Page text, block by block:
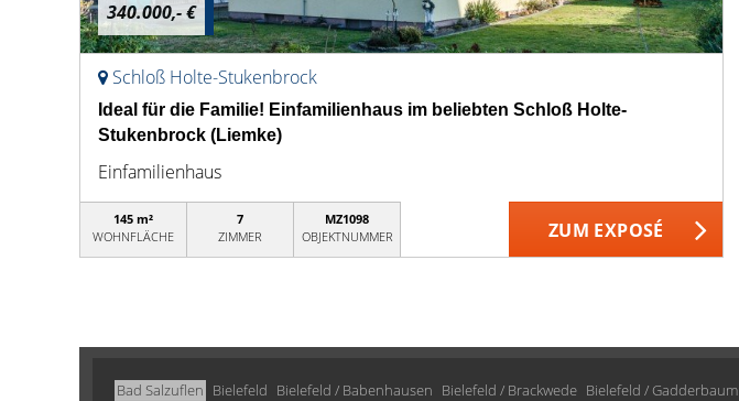
340.000,- €
Schloß Holte-Stukenbrock
Ideal für die Familie! Einfamilienhaus im beliebten Schloß Holte-
Stukenbrock (Liemke)
Einfamilienhaus
145 m²
WOHNFLÄCHE
7
ZIMMER
MZ1098
OBJEKTNUMMER
ZUM EXPOSÉ
Bad Salzuflen Bielefeld Bielefeld / Babenhausen Bielefeld / Brackwede Bielefeld / Gadderbaum